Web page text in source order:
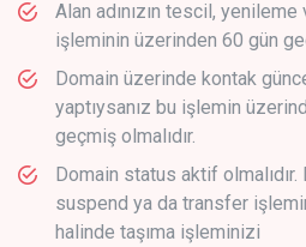
Alan adınızın tescil,
işleminin üzerinden 60 gün
Domain üzerinde kontak
yaptıysanız bu işlemin
geçmiş olmalıdır.
Domain status aktif
suspend ya da transfer
halinde taşıma işleminizi